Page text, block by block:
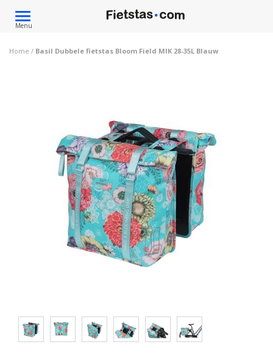
Toggle
navigation
Menu
Home / Basil Dubbele fietstas Bloom Field MIK 28-35L Blauw